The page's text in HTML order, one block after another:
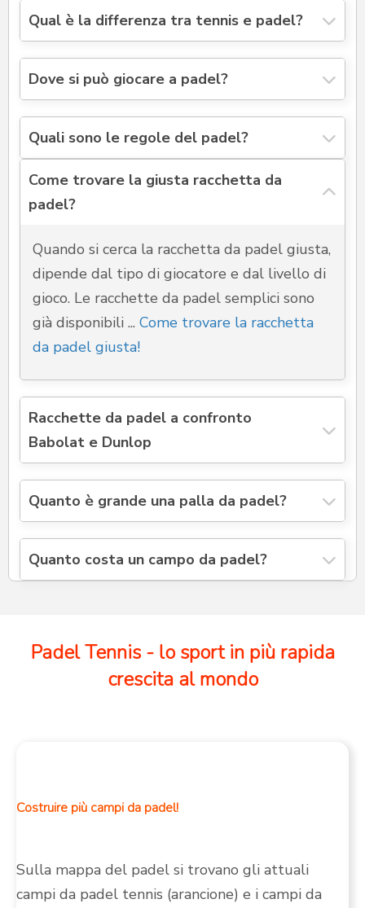
Qual è la differenza tra tennis e padel?
Dove si può giocare a padel?
Quali sono le regole del padel?
Come trovare la giusta racchetta da
padel?
Quando si cerca la racchetta da padel giusta,
dipende dal tipo di giocatore e dal livello di
gioco. Le racchette da padel semplici sono
già disponibili ... Come trovare la racchetta
da padel giusta!
Racchette da padel a confronto
Babolat e Dunlop
Quanto è grande una palla da padel?
Quanto costa un campo da padel?
Padel Tennis - lo sport in più rapida
crescita al mondo
Costruire più campi da padel!
Sulla mappa del padel si trovano gli attuali
campi da padel tennis (arancione) e i campi da